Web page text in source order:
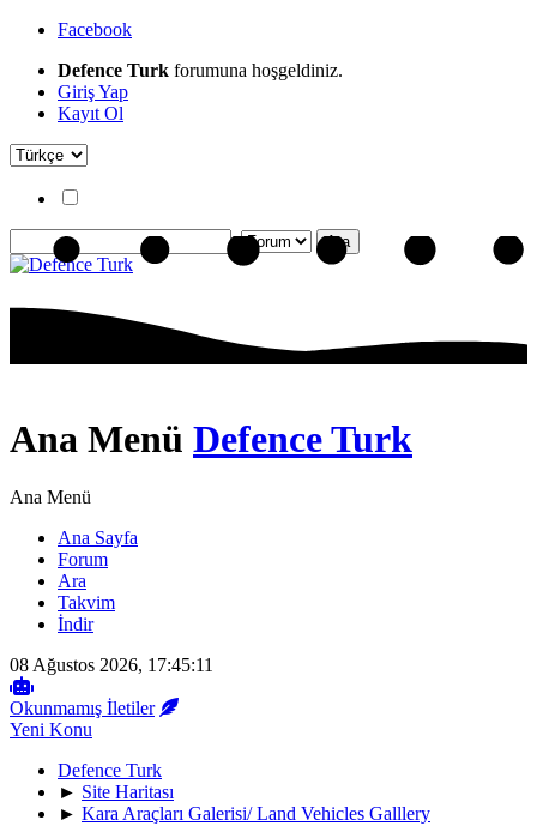
Facebook
Defence Turk forumuna hoşgeldiniz.
Giriş Yap
Kayıt Ol
Ana Menü Defence Turk
Ana Menü
Ana Sayfa
Forum
Ara
Takvim
İndir
08 Ağustos 2026, 17:45:11
Okunmamış İletiler
Yeni Konu
Defence Turk
► Site Haritası
► Kara Araçları Galerisi/ Land Vehicles Galllery